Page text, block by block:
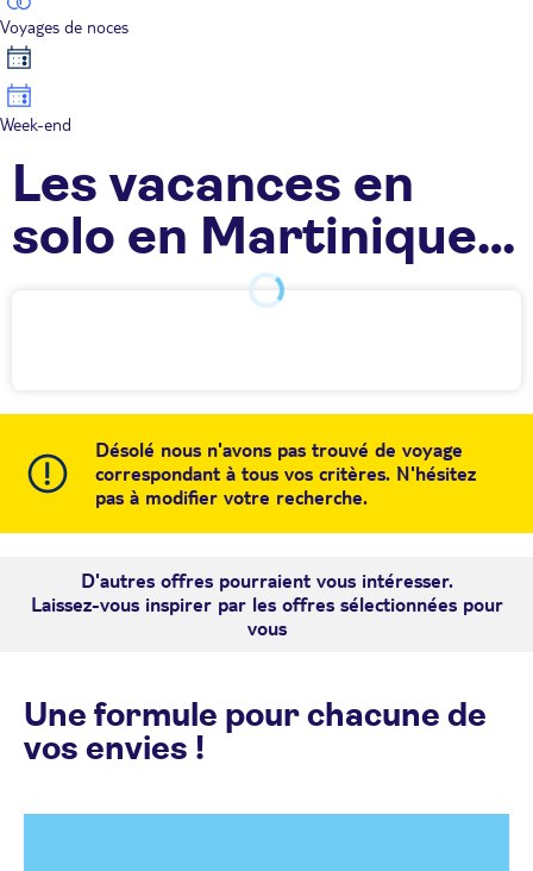
Voyages de noces
Week-end
Les vacances en
solo en Martinique
Désolé nous n'avons pas trouvé de voyage
correspondant à tous vos critères. N'hésitez
pas à modifier votre recherche.
D'autres offres pourraient vous intéresser.
Laissez-vous inspirer par les offres sélectionnées pour
vous
Une formule pour chacune de
vos envies !